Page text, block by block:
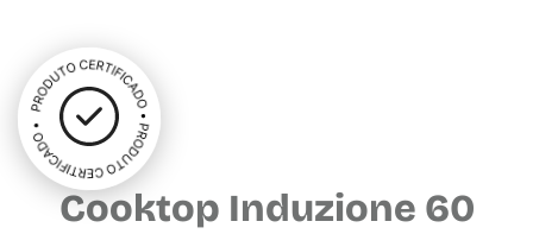
Cooktop Induzione 60